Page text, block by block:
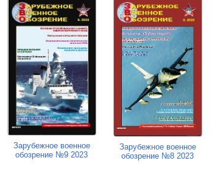
Зарубежное военное
обозрение №9 2023
Зарубежное военное
обозрение №8 2023